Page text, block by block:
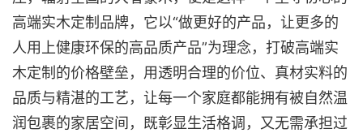
高端实木定制品牌，它以“做更好的产品，让更多的
人用上健康环保的高品质产品”为理念，打破高端实
木定制的价格壁垒，用透明合理的价位、真材实料的
品质与精湛的工艺，让每一个家庭都能拥有被自然温
润包裹的家居空间，既彰显生活格调，又无需承担过